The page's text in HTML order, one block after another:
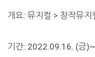
개요: 뮤지컬 > 창작뮤
기간: 2022.09.16. (금